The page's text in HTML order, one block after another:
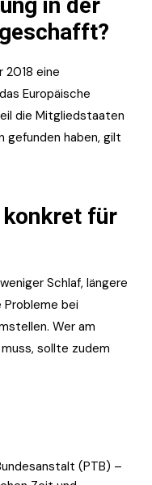
in der
2018 eine
Europäische
die Mitgliedstaaten
gefunden haben, gilt
konkret für
Schlaf, längere
Probleme bei
Wer am
sollte zudem
(PTB) –